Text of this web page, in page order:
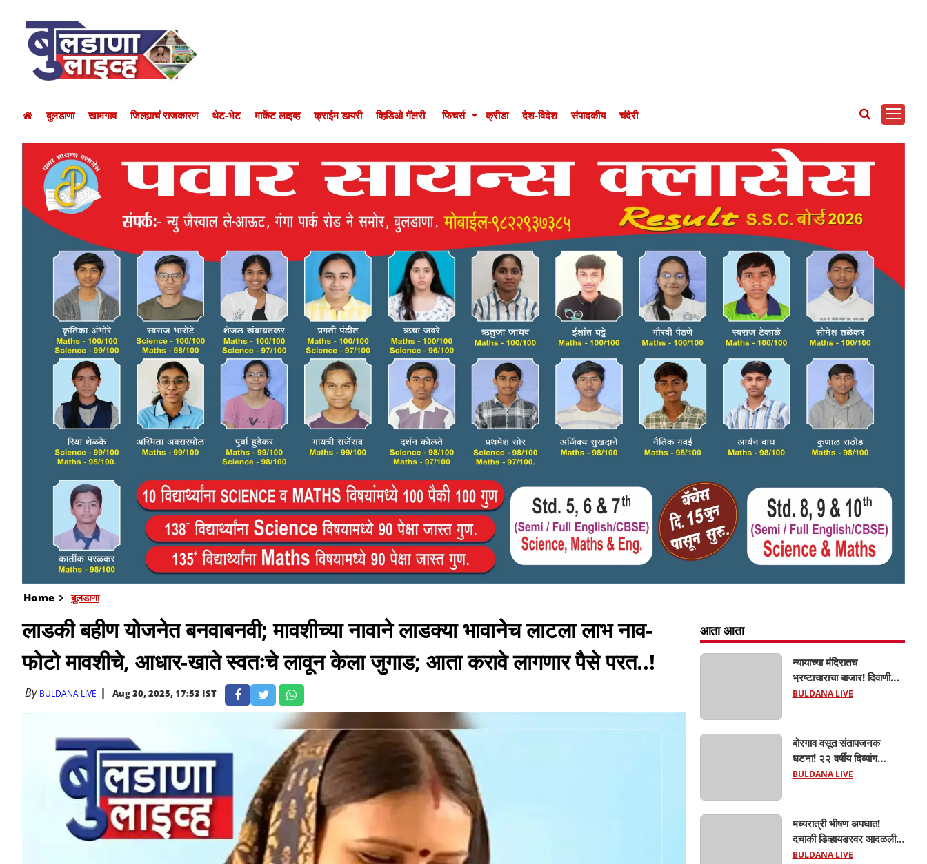
बुलडाणा खामगाव जिल्ह्याचं राजकारण थेट-भेट मार्केट लाइव्ह क्राईम डायरी व्हिडिओ गॅलरी फिचर्स क्रीडा देश-विदेश संपादकीय चंदेरी
Home बुलडाणा
लाडकी बहीण योजनेत बनवाबनवी; मावशीच्या नावाने लाडक्या भावानेच लाटला लाभ नाव-
फोटो मावशीचे, आधार-खाते स्वतःचे लावून केला जुगाड; आता करावे लागणार पैसे परत..!
By BULDANA LIVE Aug 30, 2025, 17:53 IST
आता आता
न्यायाच्या मंदिरातच
भ्रष्टाचाराचा बाजार! दिवाणी
न्यायालयाचा बेलीफ १०
BULDANA LIVE
बोरगाव वसूत संतापजनक
घटना! २२ वर्षीय दिव्यांग
तरुणीवर लैंगिक अत्याचार;
आरोप; चिखली पोलिसांकडून
आरोपीविरुद्ध कठोर कारवाई
BULDANA LIVE
मध्यरात्री भीषण अपघात!
दुचाकी डिव्हायडरवर आदळली;
हिंगणा शिवारातील ५५ वर्षीय
BULDANA LIVE